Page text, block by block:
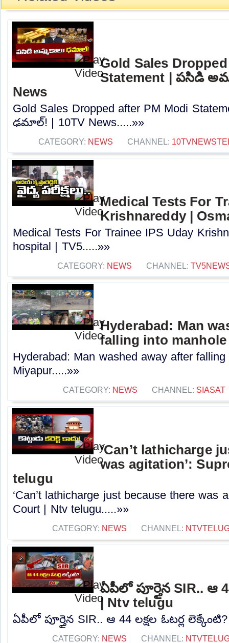
Gold Sales
Statement | పసిడి
News
Gold Sales Dropped after PM Modi
ఢమాల్‌! | 10TV News.....»»
CATEGORY: NEWS CHANNEL:
Medical Tests For
Krishnareddy |
Medical Tests For Trainee IPS Uday
hospital | TV5.....»»
CATEGORY: NEWS CHANNEL:
Hyderabad: Man
falling into
Hyderabad: Man washed away after
Miyapur.....»»
CATEGORY: NEWS CHANNEL: SIASAT
‘Can’t lathicharge
was agitation’:
telugu
‘Can’t lathicharge just because there was
Court | Ntv telugu.....»»
CATEGORY: NEWS CHANNEL:
ఏపీలో పూర్తైన SIR.. ఆ
| Ntv telugu
ఏపీలో పూర్తైన SIR.. ఆ 44 లక్షల ఓటర్ల
CATEGORY: NEWS CHANNEL: